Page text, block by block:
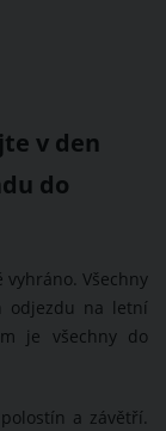
v den
do
Všechny
odjezdu na letní
je všechny do
a závětří.